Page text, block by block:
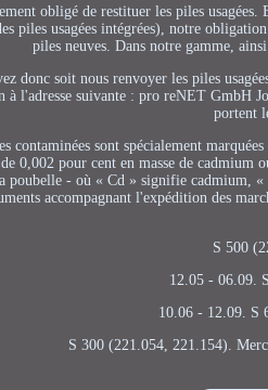
obligé de restituer les piles
piles usagées intégrées), notre
piles neuves. Dans notre gamme,
donc soit nous renvoyer les piles
à l'adresse suivante : pro reNET GmbH
portent
contaminées sont spécialement
0,002 pour cent en masse de
poubelle - où « Cd » signifie cadmium,
accompagnant l'expédition des
S 500
12.05 - 06.09.
10.06 - 12.09. S
S 300 (221.054, 221.154).